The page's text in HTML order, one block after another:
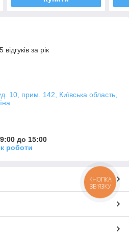
за рік
10, прим. 142, Київська область,
до 15:00
роботи
КНОПКА
ЗВ'ЯЗКУ